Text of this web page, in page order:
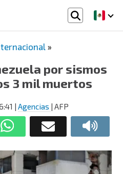
»
por sismos
3 mil muertos
| Agencias | AFP